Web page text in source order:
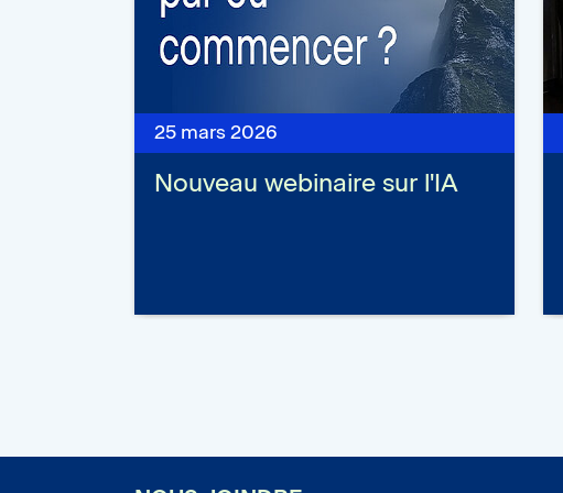
25 mars 2026
Nouveau webinaire sur l'IA